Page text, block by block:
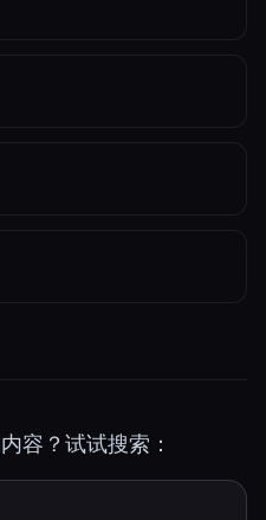
容？试试搜索：